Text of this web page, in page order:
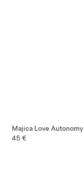
Majica Love
45 €